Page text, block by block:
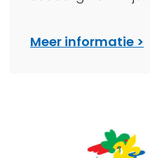
Meer informatie